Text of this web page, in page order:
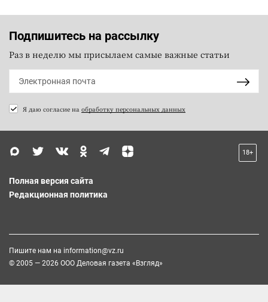
Подпишитесь на рассылку
Раз в неделю мы присылаем самые важные статьи
Я даю согласие на обработку персональных данных
18+
Полная версия сайта
Редакционная политика
Пишите нам на information@vz.ru
© 2005 — 2026 ООО Деловая газета «Взгляд»